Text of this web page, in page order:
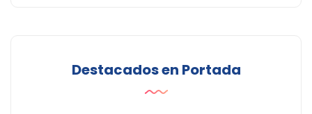
Destacados en Portada